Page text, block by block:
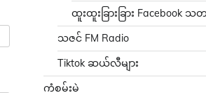
ထူးထူးခြားခြား Facebook သတ
သဇင် FM Radio
Tiktok ဆယ်လီများ
ကံစမ်းမဲ